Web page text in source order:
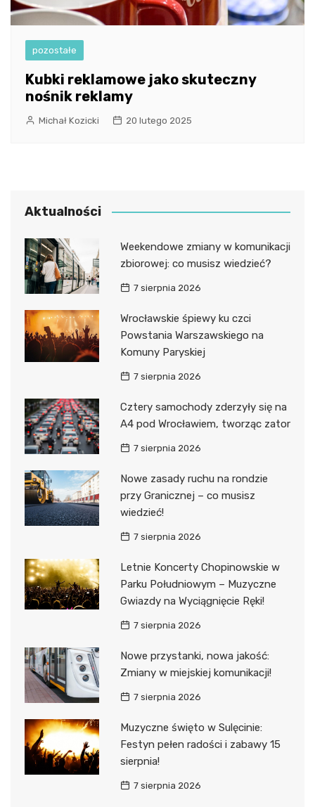
pozostałe
Kubki reklamowe jako skuteczny
nośnik reklamy
Michał Kozicki 20 lutego 2025
Aktualności
Weekendowe zmiany w komunikacji
zbiorowej: co musisz wiedzieć?
7 sierpnia 2026
Wrocławskie śpiewy ku czci
Powstania Warszawskiego na
Komuny Paryskiej
7 sierpnia 2026
Cztery samochody zderzyły się na
A4 pod Wrocławiem, tworząc zator
7 sierpnia 2026
Nowe zasady ruchu na rondzie
przy Granicznej – co musisz
wiedzieć!
7 sierpnia 2026
Letnie Koncerty Chopinowskie w
Parku Południowym – Muzyczne
Gwiazdy na Wyciągnięcie Ręki!
7 sierpnia 2026
Nowe przystanki, nowa jakość:
Zmiany w miejskiej komunikacji!
7 sierpnia 2026
Muzyczne święto w Sulęcinie:
Festyn pełen radości i zabawy 15
sierpnia!
7 sierpnia 2026